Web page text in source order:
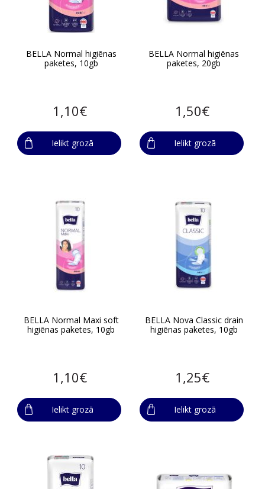
BELLA Normal higiēnas
paketes, 10gb
1,10€
Ielikt grozā
BELLA Normal higiēnas
paketes, 20gb
1,50€
Ielikt grozā
BELLA Normal Maxi soft
higiēnas paketes, 10gb
1,10€
Ielikt grozā
BELLA Nova Classic drain
higiēnas paketes, 10gb
1,25€
Ielikt grozā